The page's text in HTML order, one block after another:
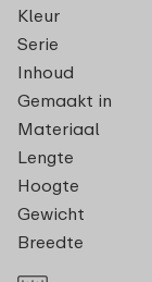
Kleur
Serie
Inhoud
Gemaakt in
Materiaal
Lengte
Hoogte
Gewicht
Breedte